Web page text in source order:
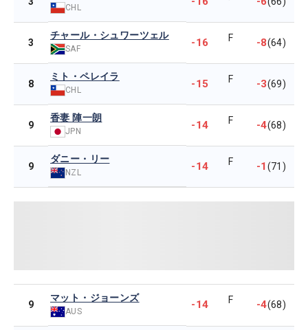
CHL
3
チャール・シュワーツェル
SAF -16 F -8(64)
8
ミト・ペレイラ
CHL -15 F -3(69)
9
香妻 陣一朗
JPN -14 F -4(68)
9
ダニー・リー
NZL -14 F -1(71)
9
マット・ジョーンズ
AUS
-14 F -4(68)